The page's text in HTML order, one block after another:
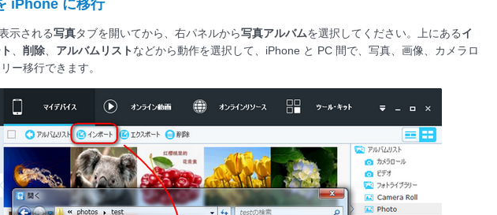
iPhone に移行
示される写真タブを開いてから、右パネルから写真アルバムを選択してください。上にあるイ
削除 アルバムリスト などから動作を選択して、iPhone と PC 間で、写真、画像、カメラロ
ー移行できます。